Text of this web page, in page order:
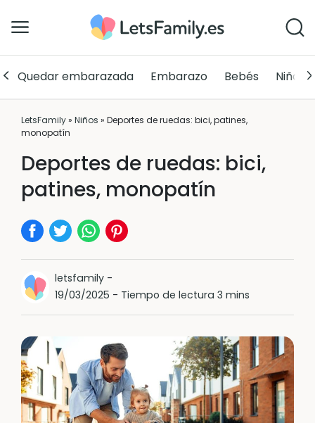
Quedar embarazada Embarazo Bebés Niños
LetsFamily» Niños » Deportes de ruedas: bici, patines,
monopatín
Deportes de ruedas: bici,
patines, monopatín
letsfamily -
19/03/2025 - Tiempo de lectura 3 mins